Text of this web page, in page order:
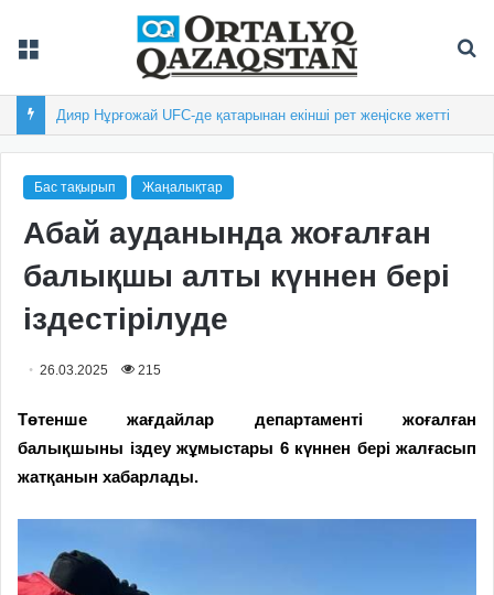
Дияр Нұрғожай UFC-де қатарынан екінші рет жеңіске жетті
Бас тақырып Жаңалықтар
Абай ауданында жоғалған
балықшы алты күннен бері
іздестірілуде
26.03.2025 215
Төтенше жағдайлар департаменті жоғалған
балықшыны іздеу жұмыстары 6 күннен беріжалғасып
жатқанын хабарлады.